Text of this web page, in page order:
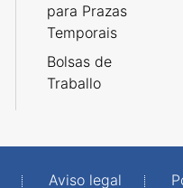
para Prazas
Temporais
Bolsas de
Traballo
Aviso legal